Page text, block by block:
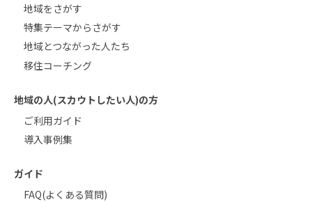
地域をさがす
特集テーマからさがす
地域とつながった人たち
移住コーチング
地域の人(スカウトしたい人)の方
ご利用ガイド
導入事例集
ガイド
FAQ(よくある質問)